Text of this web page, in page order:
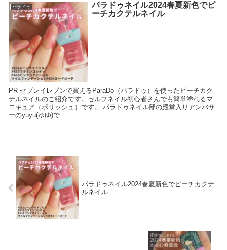
パラドゥ
パラドゥネイル2024春夏新色でピ
ーチカクテルネイル
PR セブンイレブンで買えるParaDo（パラドゥ）を使ったピーチカク
テルネイルのご紹介です。セルフネイル初心者さんでも簡単塗れるマ
ニキュア（ポリッシュ）です。 パラドゥネイル部の殿堂入りアンバサ
ーのyuyu(ゆゆ)で...
パラドゥネイル2024春夏新色でピーチカクテ
ルネイル